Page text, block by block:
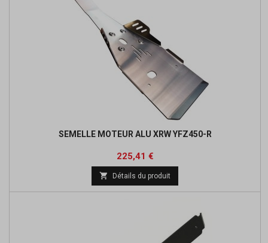
SEMELLE MOTEUR ALU XRW YFZ450-R
Prix
225,41 €Prix
de
base
 Détails du produit